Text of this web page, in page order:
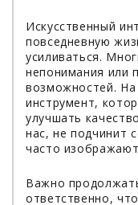
Искусственный
повседневную
усиливаться.
непонимания или
возможностей.
инструмент,
улучшать
нас, не подчинит
часто
Важно
ответственно,